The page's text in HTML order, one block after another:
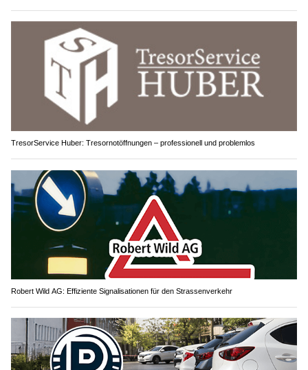
TresorService Huber: Tresornotöffnungen – professionell und problemlos
Robert Wild AG: Effiziente Signalisationen für den Strassenverkehr